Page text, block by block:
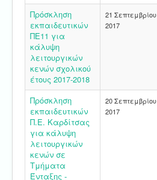
Πρόσκληση
εκπαιδευτικών
ΠΕ11 για
κάλυψη
λειτουργικών
κενών σχολικού
έτους 2017-2018
21 Σεπτεμβρίου
2017
Πρόσκληση
εκπαιδευτικών
Π.Ε. Καρδίτσας
για κάλυψη
λειτουργικών
κενών σε
Τμήματα
Ένταξης -
20 Σεπτεμβρίου
2017